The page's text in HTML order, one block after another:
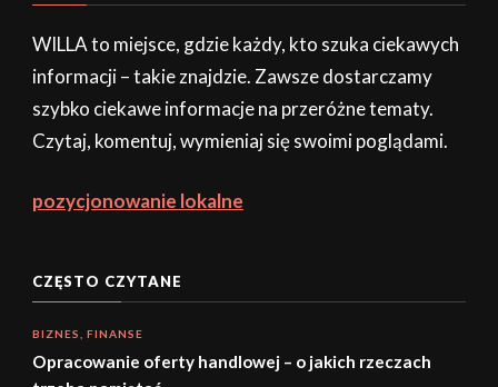
WILLA to miejsce, gdzie każdy, kto szuka ciekawych
informacji – takie znajdzie. Zawsze dostarczamy
szybko ciekawe informacje na przeróżne tematy.
Czytaj, komentuj, wymieniaj się swoimi poglądami.
pozycjonowanie lokalne
CZĘSTO CZYTANE
BIZNES, FINANSE
Opracowanie oferty handlowej – o jakich rzeczach